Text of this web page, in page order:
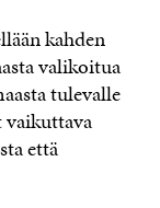
kahden
valikoitua
tulevalle
että